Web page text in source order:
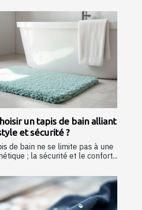
un tapis de bain alliant
et sécurité ?
de bain ne se limite pas à une
; la sécurité et le confort...